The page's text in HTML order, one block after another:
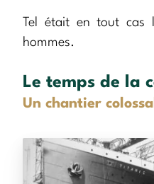
Tel était en tout cas
hommes.
Le temps de la
Un chantier